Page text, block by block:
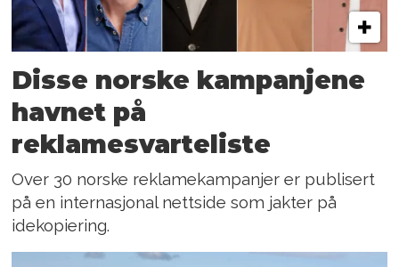
Disse norske kampanjene
havnet på
reklamesvarteliste
Over 30 norske reklamekampanjer er publisert
på en internasjonal nettside som jakter på
idekopiering.